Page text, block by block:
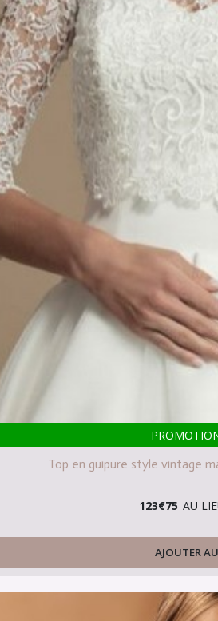
Top en guipure style vintage
123€75 AU
AJOUTER